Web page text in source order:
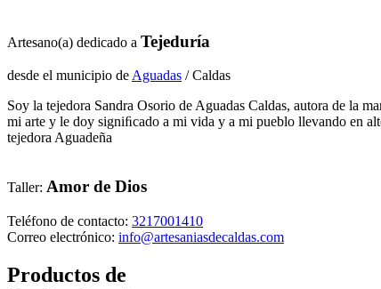
Artesano(a) dedicado a Tejeduría
desde el municipio de Aguadas / Caldas
Soy la tejedora Sandra Osorio de Aguadas Caldas, autora de la
mi arte y le doy signiﬁcado a mi vida y a mi pueblo llevando en
tejedora Aguadeña
Taller: Amor de Dios
Teléfono de contacto: 3217001410
Correo electrónico: info@artesaniasdecaldas.com
Productos de